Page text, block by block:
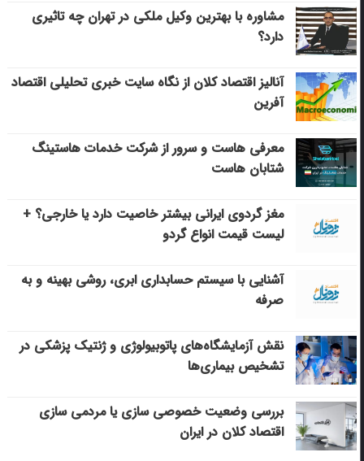
مشاوره با بهترین وکیل ملکی در تهران چه تاثیری
دارد؟
آنالیز اقتصاد کلان از نگاه سایت خبری تحلیلی اقتصاد
آفرین
معرفی هاست و سرور از شرکت خدمات هاستینگ
شتابان هاست
مغز گردوی ایرانی بیشتر خاصیت دارد یا خارجی؟ +
لیست قیمت انواع گردو
آشنایی با سیستم حسابداری ابری، روشی بهینه و به
صرفه
نقش آزمایشگاه‌های پاتوبیولوژی و ژنتیک پزشکی در
تشخیص بیماری‌ها
بررسی وضعیت خصوصی سازی یا مردمی سازی
اقتصاد کلان در ایران